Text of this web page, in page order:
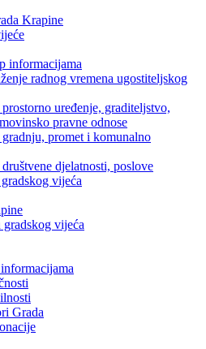
Krapine
informacijama
radnog vremena ugostiteljskog
uređenje, graditeljstvo,
pravne odnose
promet i komunalno
djelatnosti, poslove
vijeća
vijeća
Grada